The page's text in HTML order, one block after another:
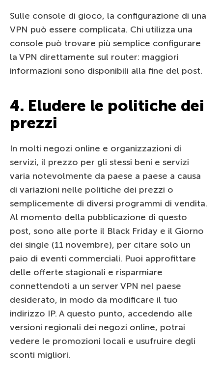
Sulle console di gioco, la configurazione di una
VPN può essere complicata. Chi utilizza una
console può trovare più semplice configurare
la VPN direttamente sul router: maggiori
informazioni sono disponibili alla fine del post.
4. Eludere le politiche dei
prezzi
In molti negozi online e organizzazioni di
servizi, il prezzo per gli stessi beni e servizi
varia notevolmente da paese a paese a causa
di variazioni nelle politiche dei prezzi o
semplicemente di diversi programmi di vendita.
Al momento della pubblicazione di questo
post, sono alle porte il Black Friday e il Giorno
dei single (11 novembre), per citare solo un
paio di eventi commerciali. Puoi approfittare
delle offerte stagionali e risparmiare
connettendoti a un server VPN nel paese
desiderato, in modo da modificare il tuo
indirizzo IP. A questo punto, accedendo alle
versioni regionali dei negozi online, potrai
vedere le promozioni locali e usufruire degli
sconti migliori.